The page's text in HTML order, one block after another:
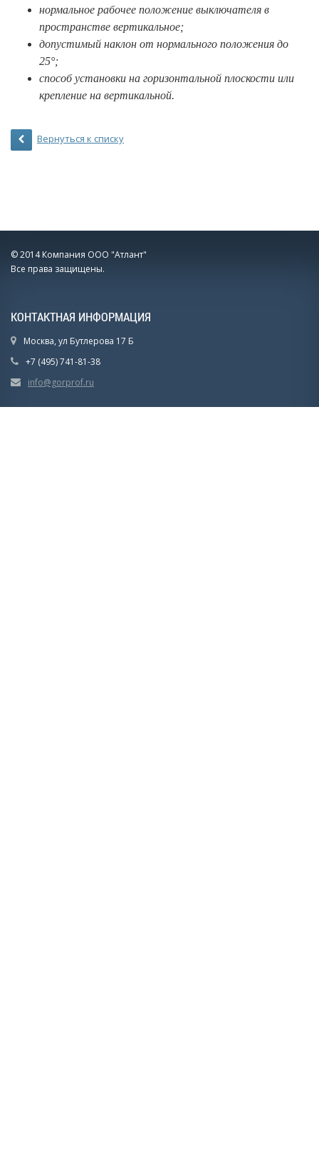
нормальное рабочее положение выключателя в
пространстве вертикальное;
допустимый наклон от нормального положения до
25°;
способ установки на горизонтальной плоскости или
крепление на вертикальной.
Вернуться к списку
© 2014 Компания ООО "Атлант"
Все права защищены.
КОНТАКТНАЯ ИНФОРМАЦИЯ
Москва, ул Бутлерова 17 Б
+7 (495) 741-81-38
info@gorprof.ru